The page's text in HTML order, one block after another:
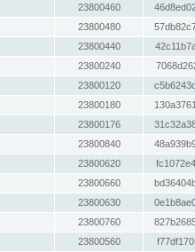
23800460
23800480
23800440
23800240
23800120
23800180
23800176
23800840
23800620
23800660
23800630
23800760
23800560